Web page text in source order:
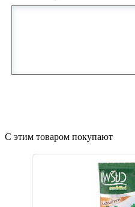
С этим товаром покупают